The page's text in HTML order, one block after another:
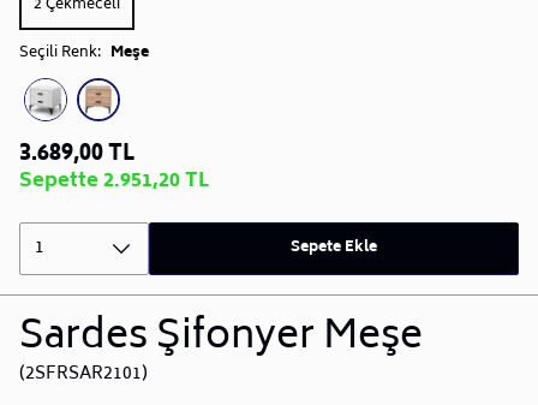
Seçili Renk: Meşe
3.689,00 TL
Sepette 2.951,20 TL
1 Sepete Ekle
Sardes Şifonyer Meşe
(2SFRSAR2101)